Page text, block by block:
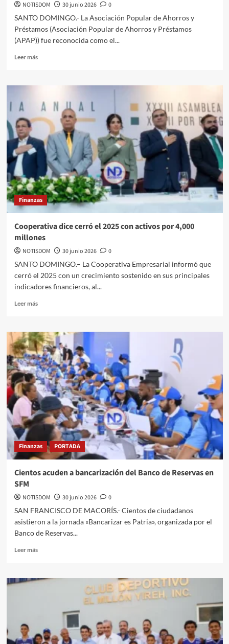
NOTISDOM 30 junio 2026
0
SANTO DOMINGO.- La Asociación Popular de Ahorros y
Préstamos (Asociación Popular de Ahorros y Préstamos
(APAP)) fue reconocida como el...
Leer más
Finanzas
Cooperativa dice cerró el 2025 con activos por 4,000
millones
NOTISDOM 30 junio 2026
0
SANTO DOMINGO.– La Cooperativa Empresarial informó que
cerró el 2025 con un crecimiento sostenido en sus principales
indicadores financieros, al...
Leer más
Finanzas PORTADA
Cientos acuden a bancarización del Banco de Reservas en
SFM
NOTISDOM 30 junio 2026
0
SAN FRANCISCO DE MACORÍS.- Cientos de ciudadanos
asistieron a la jornada «Bancarizar es Patria», organizada por el
Banco de Reservas...
Leer más